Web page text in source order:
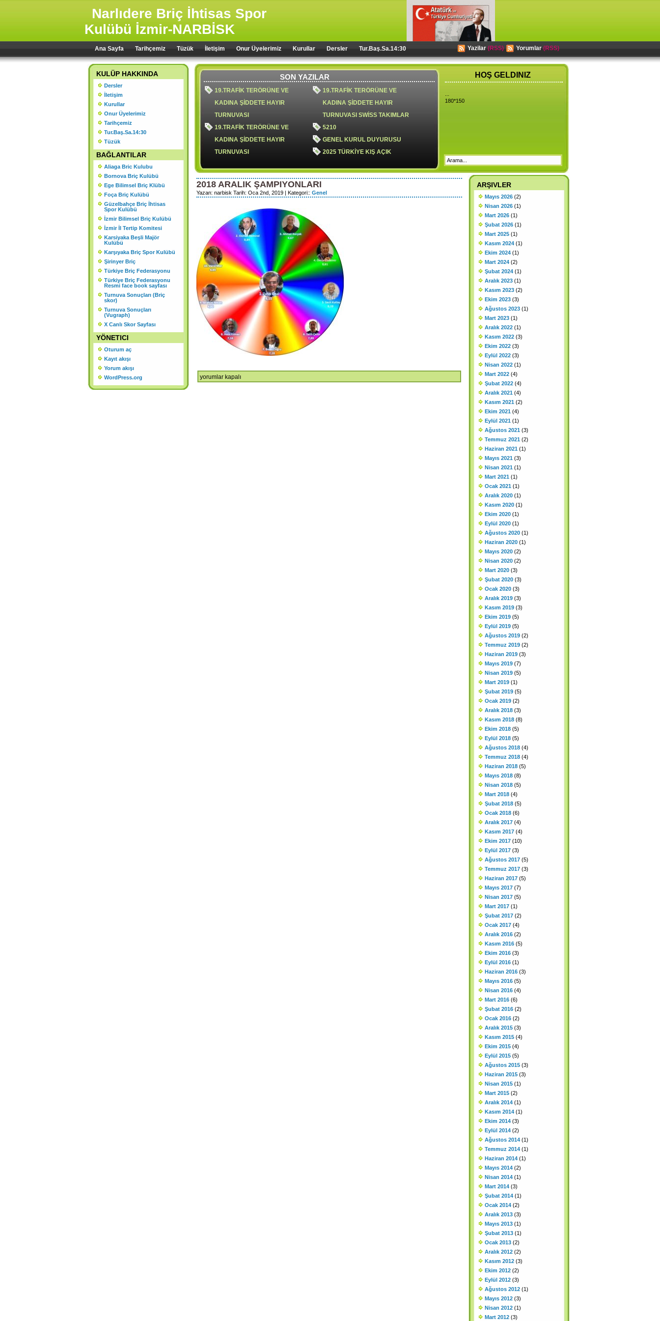
Narlıdere Briç İhtisas Spor
Kulübü İzmir-NARBİSK
Ana Sayfa Tarihçemiz Tüzük İletişim Onur Üyelerimiz Kurullar Dersler Tur.Baş.Sa.14:30 Yazilar(RSS) Yorumlar(RSS)
SON YAZILAR
19.TRAFİK TERÖRÜNE VE
KADINA ŞİDDETE HAYIR
TURNUVASI
19.TRAFİK TERÖRÜNE VE
KADINA ŞİDDETE HAYIR
TURNUVASI SWİSS TAKIMLAR
19.TRAFİK TERÖRÜNE VE
KADINA ŞİDDETE HAYIR
TURNUVASI
5210
GENEL KURUL DUYURUSU
2025 TÜRKİYE KIŞ AÇIK
NARLIDERE XL
18.TRAFİK TERÖRÜ VE KADINA
2024 YILI OLAĞAN GENEL
KURULU SONUCU ORGANLAR
ŞU ŞEKİLDE OLUŞMUŞTUR.
HOŞ GELDINIZ
180*150
2018 ARALIK ŞAMPIYONLARI
Yazan: narbisk Tarih: Oca 2nd, 2019 | Kategori:: Genel
2018
yorumlar kapalı
ARŞIVLER
Mayıs 2026 (2)
Nisan 2026 (1)
Mart 2026 (1)
Şubat 2026 (1)
Mart 2025 (1)
Kasım 2024 (1)
Ekim 2024 (1)
Mart 2024 (2)
Şubat 2024 (1)
Aralık 2023 (1)
Kasım 2023 (2)
Ekim 2023 (3)
Ağustos 2023 (1)
Mart 2023 (1)
Aralık 2022 (1)
Kasım 2022 (3)
Ekim 2022 (3)
Eylül 2022 (3)
Nisan 2022 (1)
Mart 2022 (4)
Şubat 2022 (4)
Aralık 2021 (4)
Kasım 2021 (2)
Ekim 2021 (4)
Eylül 2021 (1)
Ağustos 2021 (3)
Temmuz 2021 (2)
Haziran 2021 (1)
Mayıs 2021 (3)
Nisan 2021 (1)
Mart 2021 (1)
Ocak 2021 (1)
Aralık 2020 (1)
Kasım 2020 (1)
Ekim 2020 (1)
Eylül 2020 (1)
Ağustos 2020 (1)
Haziran 2020 (1)
Mayıs 2020 (2)
Nisan 2020 (2)
Mart 2020 (3)
Şubat 2020 (3)
Ocak 2020 (3)
Aralık 2019 (3)
Kasım 2019 (3)
Ekim 2019 (5)
Eylül 2019 (5)
Ağustos 2019 (2)
Temmuz 2019 (2)
Haziran 2019 (3)
Mayıs 2019 (7)
Nisan 2019 (5)
Mart 2019 (1)
Şubat 2019 (5)
Ocak 2019 (2)
Aralık 2018 (3)
Kasım 2018 (8)
Ekim 2018 (5)
Eylül 2018 (5)
Ağustos 2018 (4)
Temmuz 2018 (4)
Haziran 2018 (5)
Mayıs 2018 (8)
Nisan 2018 (5)
Mart 2018 (4)
Şubat 2018 (5)
Ocak 2018 (6)
Aralık 2017 (4)
Kasım 2017 (4)
Ekim 2017 (10)
Eylül 2017 (3)
Ağustos 2017 (5)
Temmuz 2017 (3)
Haziran 2017 (5)
Mayıs 2017 (7)
Nisan 2017 (5)
Mart 2017 (1)
Şubat 2017 (2)
Ocak 2017 (4)
Aralık 2016 (2)
Kasım 2016 (5)
Ekim 2016 (3)
Eylül 2016 (1)
Haziran 2016 (3)
Mayıs 2016 (5)
Nisan 2016 (4)
Mart 2016 (6)
Şubat 2016 (2)
Ocak 2016 (2)
Aralık 2015 (3)
Kasım 2015 (4)
Ekim 2015 (4)
Eylül 2015 (5)
Ağustos 2015 (3)
Haziran 2015 (3)
Nisan 2015 (1)
Mart 2015 (2)
Aralık 2014 (1)
Kasım 2014 (1)
Ekim 2014 (3)
Eylül 2014 (2)
Ağustos 2014 (1)
Temmuz 2014 (1)
Haziran 2014 (1)
Mayıs 2014 (2)
Nisan 2014 (1)
Mart 2014 (3)
Şubat 2014 (1)
Ocak 2014 (2)
Aralık 2013 (3)
Mayıs 2013 (1)
Şubat 2013 (1)
Ocak 2013 (2)
Aralık 2012 (2)
Kasım 2012 (3)
Ekim 2012 (2)
Eylül 2012 (3)
Ağustos 2012 (1)
Mayıs 2012 (3)
Nisan 2012 (1)
Mart 2012 (3)
KULÜP HAKKINDA
Dersler
İletişim
Kurullar
Onur Üyelerimiz
Tarihçemiz
Tur.Baş.Sa.14:30
Tüzük
BAĞLANTILAR
Aliaga Bric Kulubu
Bornova Briç Kulübü
Ege Bilimsel Briç Klübü
Foça Briç Kulübü
Güzelbahçe Briç İhtisas
Spor Kulübü
İzmir Bilimsel Briç Kulübü
İzmir İl Tertip Komitesi
Karsiyaka Beşli Majör
Kulübü
Karşıyaka Briç Spor Kulübü
Şirinyer Briç
Türkiye Briç Federasyonu
Türkiye Briç Federasyonu
Resmi face book sayfası
Turnuva Sonuçları (Briç
skor)
Turnuva Sonuçları
(Vugraph)
X Canlı Skor Sayfası
YÖNETICI
Oturum aç
Kayıt akışı
Yorum akışı
WordPress.org